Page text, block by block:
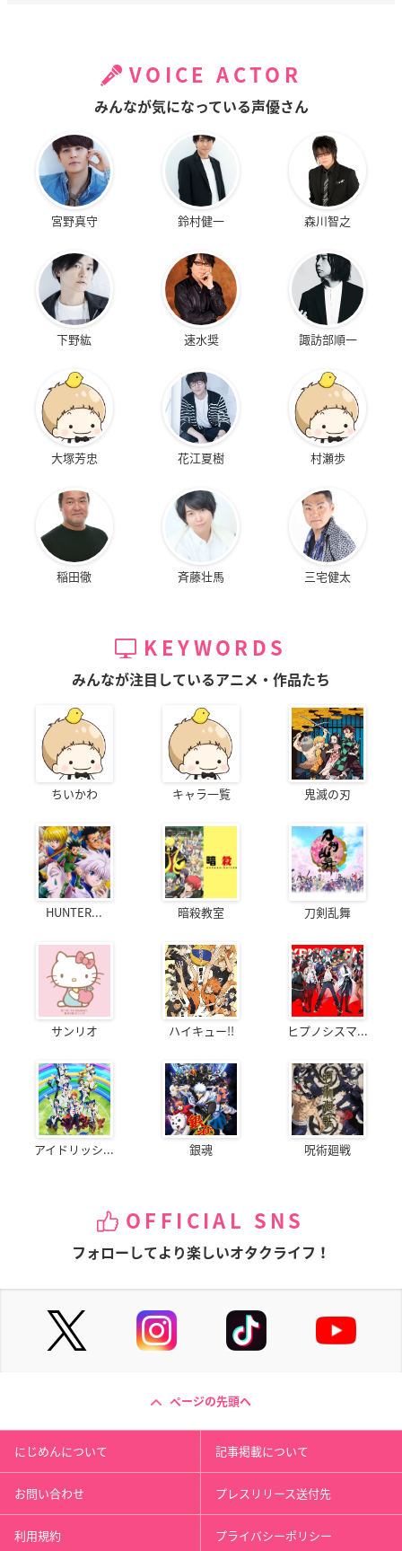
VOICE ACTOR
みんなが気になっている声優さん
宮野真守 鈴村健一 森川智之
下野紘 速水奨 諏訪部順一
大塚芳忠 花江夏樹 村瀬歩
稲田徹 斉藤壮馬 三宅健太
KEYWORDS
みんなが注目しているアニメ・作品たち
ちいかわ キャラ一覧 鬼滅の刃
HUNTER... 暗殺教室 刀剣乱舞
サンリオ ハイキュー!! ヒプノシスマ...
アイドリッシ... 銀魂 呪術廻戦
OFFICIAL SNS
フォローしてより楽しいオタクライフ！
ページの先頭へ
にじめんについて 記事掲載について
お問い合わせ プレスリリース送付先
利用規約 プライバシーポリシー